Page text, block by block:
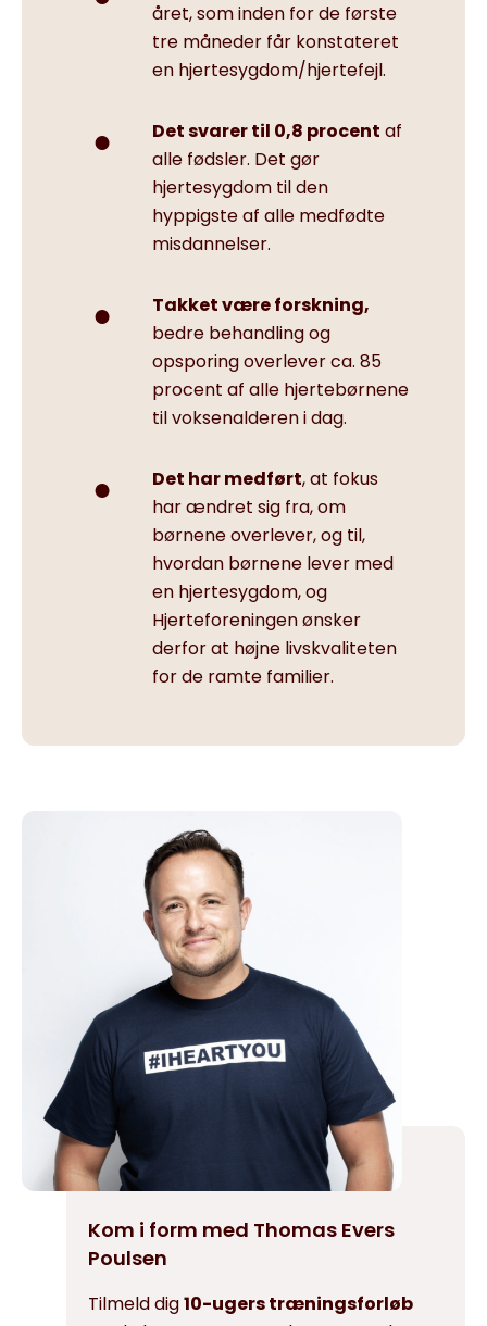
året, som inden for de første
tre måneder får konstateret
en hjertesygdom/hjertefejl.
Det svarer til 0,8 procent af
alle fødsler. Det gør
hjertesygdom til den
hyppigste af alle medfødte
misdannelser.
Takket være forskning,
bedre behandling og
opsporing overlever ca. 85
procent af alle hjertebørnene
til voksenalderen i dag.
Det har medført, at fokus
har ændret sig fra, om
børnene overlever, og til,
hvordan børnene lever med
en hjertesygdom, og
Hjerteforeningen ønsker
derfor at højne livskvaliteten
for de ramte familier.
Kom i form med Thomas Evers
Poulsen
Tilmeld dig10-ugers træningsforløb